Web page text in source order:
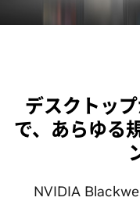
デスクトッ
で、あらゆる
NVIDIA